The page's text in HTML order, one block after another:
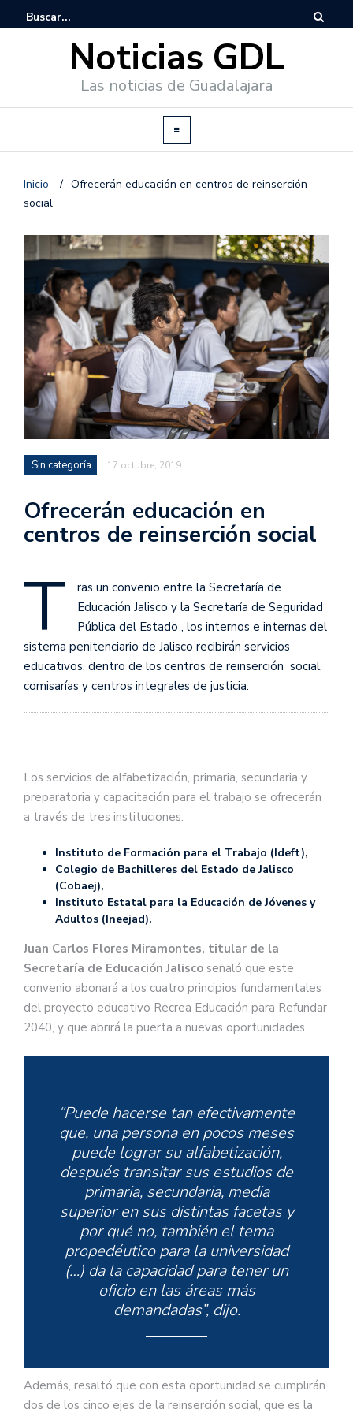
Noticias GDL
Las noticias de Guadalajara
Inicio / Ofrecerán educación en centros de reinserción
social
Sin categoría 17 octubre, 2019
Ofrecerán educación en
centros de reinserción social
T
ras un convenio entre la Secretaría de
Educación Jalisco y la Secretaría de Seguridad
Pública del Estado , los internos e internas del
sistema penitenciario de Jalisco recibirán servicios
educativos, dentro de los centros de reinserción social,
comisarías y centros integrales de justicia.
Los servicios de alfabetización, primaria, secundaria y
preparatoria y capacitación para el trabajo se ofrecerán
a través de tres instituciones:
Instituto de Formación para el Trabajo (Ideft),
Colegio de Bachilleres del Estado de Jalisco
(Cobaej),
Instituto Estatal para la Educación de Jóvenes y
Adultos (Ineejad).
Juan Carlos Flores Miramontes, titular de la
Secretaría de Educación Jalisco señaló que este
convenio abonará a los cuatro principios fundamentales
del proyecto educativo Recrea Educación para Refundar
2040, y que abrirá la puerta a nuevas oportunidades.
“Puede hacerse tan efectivamente
que, una persona en pocos meses
puede lograr su alfabetización,
después transitar sus estudios de
primaria, secundaria, media
superior en sus distintas facetas y
por qué no, también el tema
propedéutico para la universidad
(…) da la capacidad para tener un
oficio en las áreas más
demandadas”, dijo.
Además, resaltó que con esta oportunidad se cumplirán
dos de los cinco ejes de la reinserción social, que es la